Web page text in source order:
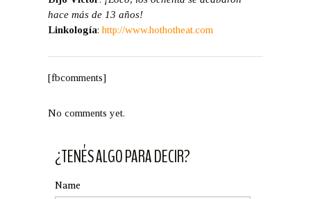
hace más de 13 años!
Linkología: http://www.hothotheat.com
[fbcomments]
No comments yet.
¿TENÉS ALGO PARA DECIR?
Name